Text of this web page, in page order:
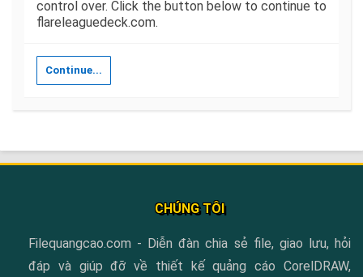
control over. Click the button below to continue to
flareleaguedeck.com.
Continue...
CHÚNG TÔI
Filequangcao.com - Diễn đàn chia sẻ file, giao lưu, hỏi
đáp và giúp đỡ về thiết kế quảng cáo CorelDRAW,